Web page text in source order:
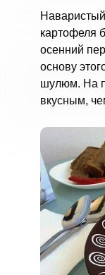
картофеля
осенний
основу
шулюм. На
вкусным,